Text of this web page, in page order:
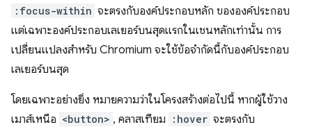
:focus-within จะตรงกับองค์ประกอบหลัก ขององค์ประกอบ
แต่เฉพาะองค์ประกอบเลเยอร์บนสุดแรกในเชนหลักเท่านั้น การ
เปลี่ยนแปลงสำหรับ Chromium จะใช้ข้อจำกัดนี้กับองค์ประกอบ
เลเยอร์บนสุด
โดยเฉพาะอย่างยิ่ง หมายความว่าในโครงสร้างต่อไปนี้ หากผู้ใช้วาง
เมาส์เหนือ <button> , คลาสเทียม :hover จะตรงกับ